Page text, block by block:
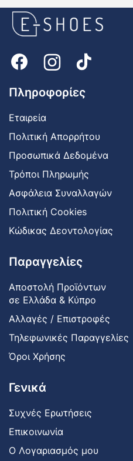
Πληροφορίες
Εταιρεία
Πολιτική Απορρήτου
Προσωπικά Δεδομένα
Τρόποι Πληρωμής
Ασφάλεια Συναλλαγών
Πολιτική Cookies
Κώδικας Δεοντολογίας
Παραγγελίες
Αποστολή Προϊόντων
σε Ελλάδα & Κύπρο
Αλλαγές / Επιστροφές
Τηλεφωνικές Παραγγελίες
Όροι Χρήσης
Γενικά
Συχνές Ερωτήσεις
Επικοινωνία
Ο Λογαριασμός μου